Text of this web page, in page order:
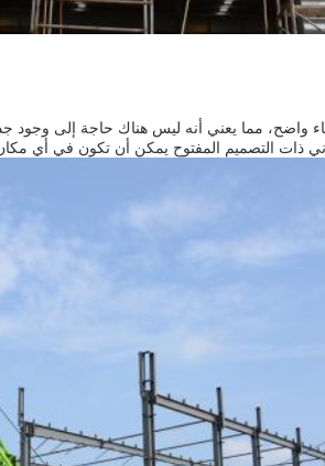
واضح، مما يعني أنه ليس هناك حاجة إلى
يمكن أن تكون في أي مكان من 30 إلى 36 متر عرض، بدون أعمدة للدخول في